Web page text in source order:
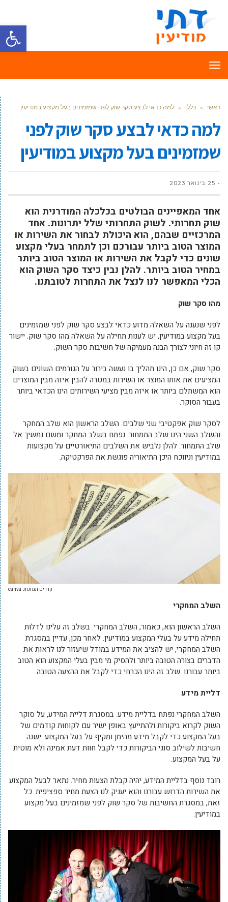
פתח
תפריט
ראשי » כללי » למה כדאי לבצע סקר שוק לפני שמזמינים בעל מקצוע במודיעין
למה כדאי לבצע סקר שוק לפני
שמזמינים בעל מקצוע במודיעין
25 בינואר 2023
אחד המאפיינים הבולטים בכלכלה המודרנית הוא
שוק תחרותי. לשוק התחרותי שלל יתרונות. אחד
המרכזיים שבהם, הוא היכולת לבחור את השירות או
המוצר הטוב ביותר עבורכם וכן לתמחר בעלי מקצוע
שונים כדי לקבל את השירות או המוצר הטוב ביותר
במחיר הטוב ביותר. להלן נבין כיצד סקר השוק הוא
הכלי המאפשר לנו לנצל את התחרות לטובתנו.
מהו סקר שוק
לפני שנענה על השאלה מדוע כדאי לבצע סקר שוק לפני שמזמינים
בעל מקצוע במודיעין, יש לענות תחילה על השאלה מהו סקר שוק. יישור
קו זה חיוני לצורך הבנה מעמיקה של חשיבות סקר השוק.
סקר שוק, אם כן, הינו תהליך בו נעשה בירור על הגורמים השונים בשוק
המציעים את אותו המוצר או השירות במטרה להבין איזה מבין המוצרים
הוא המשתלם ביותר או איזה מבין מציעי השירותים הינו הכדאי ביותר
בעבור הסוקר.
לסקר שוק אפקטיבי שני שלבים. השלב הראשון הוא שלב המחקר
והשלב השני הינו שלב התמחור. נפתח בשלב המחקר ומשם נמשיך אל
שלב התמחור. להלן נלביש את השלבים התיאורטיים על מקצועות
במודיעין וניווכח היכן התיאוריה פוגשת את הפרקטיקה.
קרדיט תמונות: canva
השלב המחקרי
השלב הראשון הוא, כאמור, השלב המחקרי. בשלב זה עלינו לדלות
תחילה מידע על בעלי המקצוע במודיעין. לאחר מכן, עדיין במסגרת
השלב המחקרי, יש להציב את המידע במודל שיעזור לנו לראות את
הדברים בצורה הטובה ביותר ולהסיק מי מבין בעלי המקצוע הוא הטוב
ביותר עבורנו. שלב זה הינו הכרחי כדי לקבל את ההצעה הטובה.
דליית מידע
השלב המחקרי נפתח בדליית מידע. במסגרת דליית המידע, על סוקר
השוק לקרוא ביקורות ולהתייעץ באופן ישיר עם לקוחות קודמים של
בעל המקצוע כדי לקבל מידע מהימן ומקיף על בעל המקצוע. ישנה
חשיבות לשילוב סוגי הביקורות כדי לקבל חוות דעת אמינה ולא מוטית
על בעל המקצוע.
רובד נוסף בדליית המידע, יהיה קבלת הצעות מחיר. נתאר לבעל המקצוע
את השירות הדרוש עבורנו והוא יעניק לנו הצעת מחיר ספציפית. כל
זאת, במסגרת החשיבות של סקר שוק לפני שמזמינים בעל מקצוע
במודיעין.